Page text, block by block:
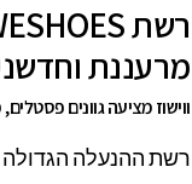
מרעננת
ווישוז מציעה גוונים